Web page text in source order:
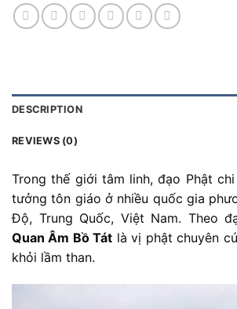
DESCRIPTION
REVIEWS (0)
Trong thế giới tâm linh, đạo Phật
tưởng tôn giáo ở nhiều quốc gia
Độ, Trung Quốc, Việt Nam. Theo
Quan Âm Bồ Tát là vị phật chuyên
khỏi lầm than.